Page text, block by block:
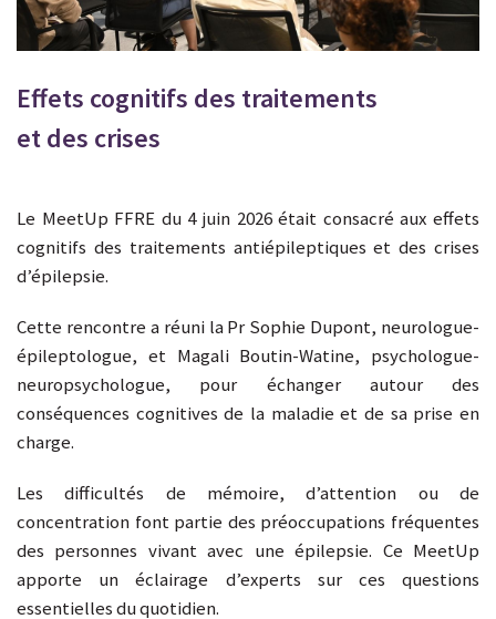
Effets cognitifs des traitements
et des crises
Le MeetUp FFRE du 4 juin 2026 était consacré aux effets
cognitifs des traitements antiépileptiques et des crises
d’épilepsie.
Cette rencontre a réuni la Pr Sophie Dupont, neurologue-
épileptologue, et Magali Boutin-Watine, psychologue-
neuropsychologue, pour échanger autour des
conséquences cognitives de la maladie et de sa prise en
charge.
Les difficultés de mémoire, d’attention ou de
concentration font partie des préoccupations fréquentes
des personnes vivant avec une épilepsie. Ce MeetUp
apporte un éclairage d’experts sur ces questions
essentielles du quotidien.